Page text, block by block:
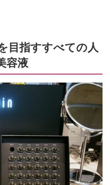
目指すすべての人
容液